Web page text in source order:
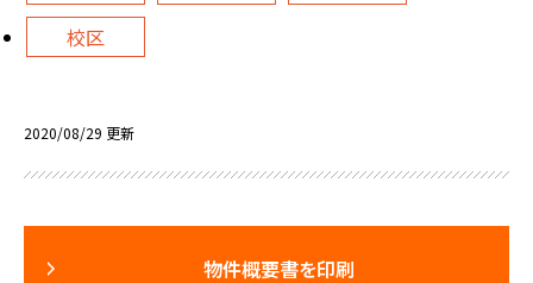
校区
2020/08/29 更新
物件概要書を印刷